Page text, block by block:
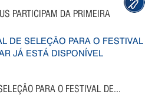
PARTICIPAM DA PRIMEIRA
PARA O FESTIVAL DE...